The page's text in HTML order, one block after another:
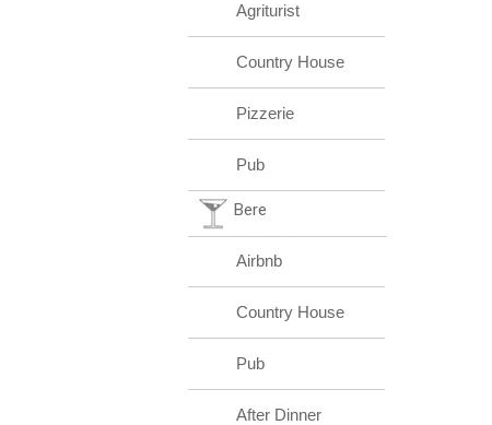
Agriturist
Country House
Pizzerie
Pub
Bere
Airbnb
Country House
Pub
After Dinner